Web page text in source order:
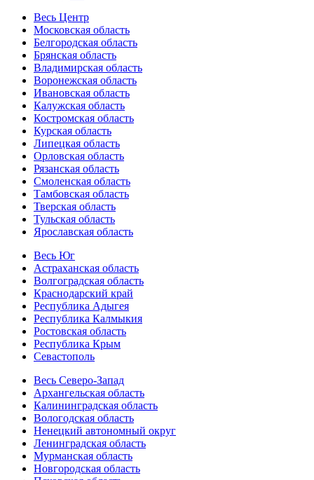
Весь Центр
Московская область
Белгородская область
Брянская область
Владимирская область
Воронежская область
Ивановская область
Калужская область
Костромская область
Курская область
Липецкая область
Орловская область
Рязанская область
Смоленская область
Тамбовская область
Тверская область
Тульская область
Ярославская область
Весь Юг
Астраханская область
Волгоградская область
Краснодарский край
Республика Адыгея
Республика Калмыкия
Ростовская область
Республика Крым
Севастополь
Весь Северо-Запад
Архангельская область
Калининградская область
Вологодская область
Ненецкий автономный округ
Ленинградская область
Мурманская область
Новгородская область